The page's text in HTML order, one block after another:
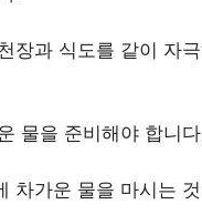
장과 식도를 같이 자
물을 준비해야 합니
차가운 물을 마시는